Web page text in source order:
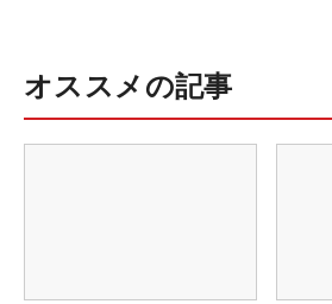
オススメの記事